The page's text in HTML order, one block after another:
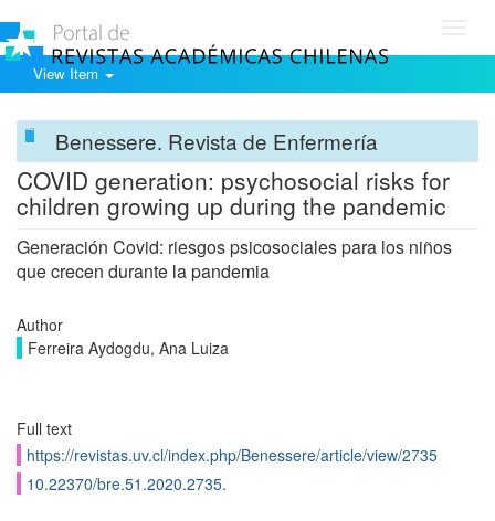
View Item
Benessere. Revista de Enfermería
COVID generation: psychosocial risks for
children growing up during the pandemic
Generación Covid: riesgos psicosociales para los niños
que crecen durante la pandemia
Author
Ferreira Aydogdu, Ana Luiza
Full text
https://revistas.uv.cl/index.php/Benessere/article/view/2735
10.22370/bre.51.2020.2735.